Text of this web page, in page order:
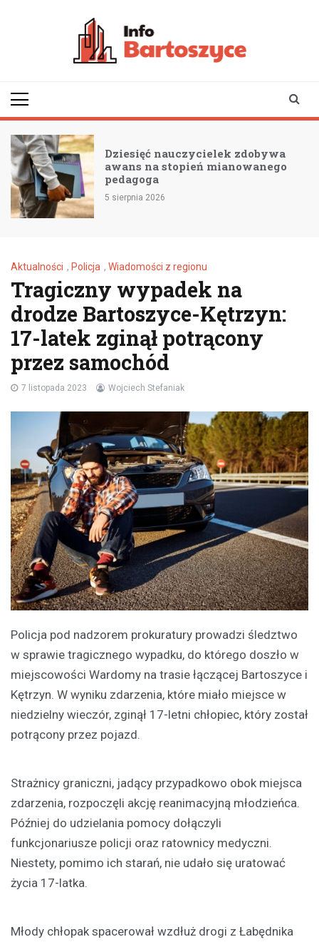
Dziesięć nauczycielek zdobywa
awans na stopień mianowanego
pedagoga
5 sierpnia 2026
Aktualności , Policja , Wiadomości z regionu
Tragiczny wypadek na
drodze Bartoszyce-Kętrzyn:
17-latek zginął potrącony
przez samochód
7 listopada 2023 Wojciech Stefaniak
Policja pod nadzorem prokuratury prowadzi śledztwo
w sprawie tragicznego wypadku, do którego doszło w
miejscowości Wardomy na trasie łączącej Bartoszyce i
Kętrzyn. W wyniku zdarzenia, które miało miejsce w
niedzielny wieczór, zginął 17-letni chłopiec, który został
potrącony przez pojazd.
Strażnicy graniczni, jadący przypadkowo obok miejsca
zdarzenia, rozpoczęli akcję reanimacyjną młodzieńca.
Później do udzielania pomocy dołączyli
funkcjonariusze policji oraz ratownicy medyczni.
Niestety, pomimo ich starań, nie udało się uratować
życia 17-latka.
Młody chłopak spacerował wzdłuż drogi z Łabędnika